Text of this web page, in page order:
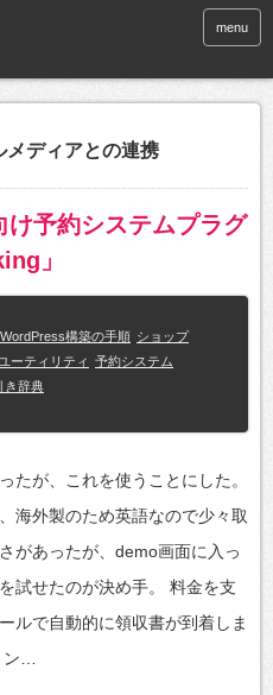
menu
メディアとの連携
予約システムプラグ
」
WordPress構築の手順 ショップ
ユーティリティ 予約システム
き辞典
たが、これを使うことにした。
海外製のため英語なので少々取
があったが、demo画面に入っ
試せたのが決め手。 料金を支
ルで自動的に領収書が到着しま
…